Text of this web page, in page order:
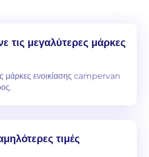
τις μεγαλύτερες μάρκες
μάρκες ενοικίασης campervan
τιμές